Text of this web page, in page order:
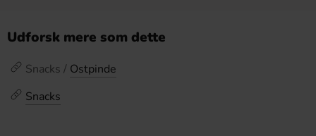
Udforsk mere som dette
Snacks / Ostpinde
Snacks